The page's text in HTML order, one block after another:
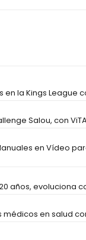
la Kings League
Salou, con
en Vídeo
años, evoluciona
en salud